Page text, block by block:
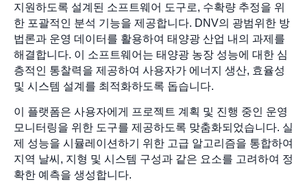
지원하도록 설계된 소프트웨어 도구로, 수확량 추정을 위
한 포괄적인 분석 기능을 제공합니다. DNV의 광범위한 방
법론과 운영 데이터를 활용하여 태양광 산업 내의 과제를
해결합니다. 이 소프트웨어는 태양광 농장 성능에 대한 심
층적인 통찰력을 제공하여 사용자가 에너지 생산, 효율성
및 시스템 설계를 최적화하도록 돕습니다.
이 플랫폼은 사용자에게 프로젝트 계획 및 진행 중인 운영
모니터링을 위한 도구를 제공하도록 맞춤화되었습니다. 실
제 성능을 시뮬레이션하기 위한 고급 알고리즘을 통합하여
지역 날씨, 지형 및 시스템 구성과 같은 요소를 고려하여 정
확한 예측을 생성합니다.